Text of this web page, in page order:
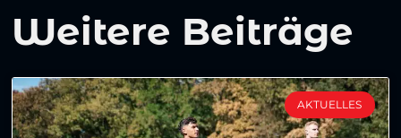
Weitere Beiträge
AKTUELLES